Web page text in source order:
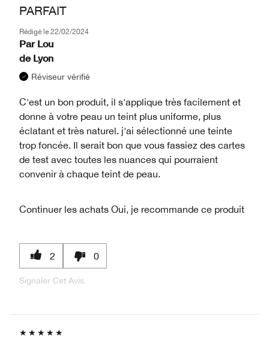
PARFAIT
Rédigé le 22/02/2024
Par Lou
de Lyon
Réviseur vérifié
C'est un bon produit, il s'applique très facilement et
donne à votre peau un teint plus uniforme, plus
éclatant et très naturel. j'ai sélectionné une teinte
trop foncée. Il serait bon que vous fassiez des cartes
de test avec toutes les nuances qui pourraient
convenir à chaque teint de peau.
Continuer les achats Oui, je recommande ce produit
2 0
Signaler Cet Avis